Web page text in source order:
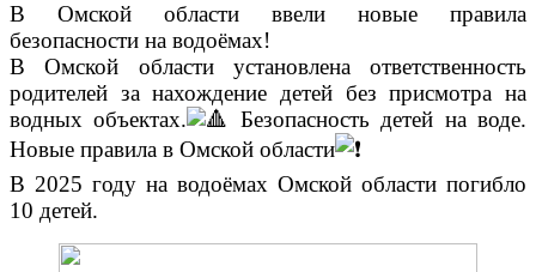
В Омской области ввели новые правила
безопасности на водоёмах!
В Омской области установлена ответственность
родителей за нахождение детей без присмотра на
водных объектах.
Безопасность детей на воде.
Новые правила в Омской области
В 2025 году на водоёмах Омской области погибло
10 детей.